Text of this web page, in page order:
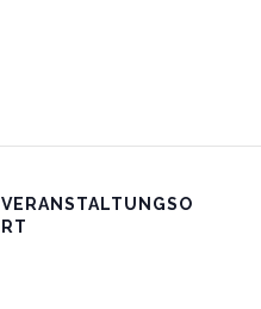
VERANSTALTUNGSO
RT